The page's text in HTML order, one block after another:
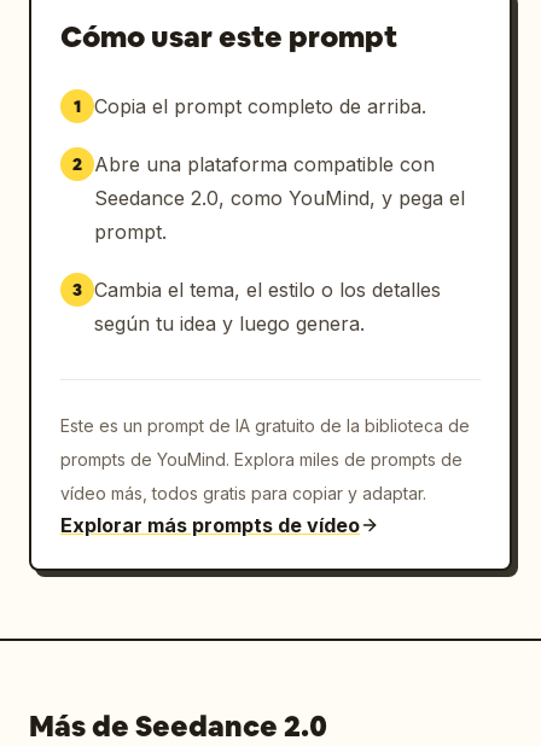
zumbido del ventilador del ordenador, sonidos
silenciosa y ambiente de ciudad distante. Sin
ESTILO:
Apartamento fotorrealista combinado con un
personaje de anime 2D adulto y nítido.
frío del monitor, iluminación roja del
ordenador, sombras naturales, ligero grano
cinematográfico, atmósfera de comedia gaming
Sin menores, apariencia infantil, romance,
coqueteo, contacto físico, ropa sexualizada,
bailes sugerentes, movimiento de cámara,
diálogo, marcas de agua, personajes
adicionales, extremidades duplicadas, manos
Cómo usar este prompt
1 Copia el prompt completo de arriba.
2
Abre una plataforma compatible con
Seedance 2.0, como YouMind, y pega el
prompt.
3 Cambia el tema, el estilo o los detalles
según tu idea y luego genera.
Este es un prompt de IA gratuito de la biblioteca de
prompts de YouMind. Explora miles de prompts de
vídeo más, todos gratis para copiar y adaptar.
Explorar más prompts de vídeo
Más de Seedance 2.0